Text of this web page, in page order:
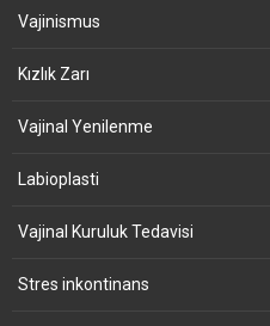
Vajinismus
Kızlık Zarı
Vajinal Yenilenme
Labioplasti
Vajinal Kuruluk Tedavisi
Stres inkontinans